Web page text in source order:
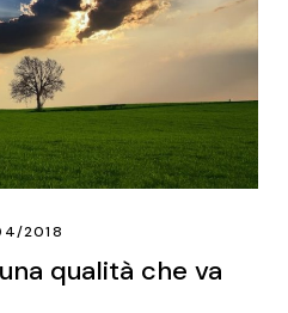
2018
qualità che va